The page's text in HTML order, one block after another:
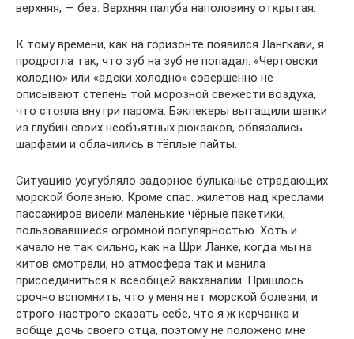
верхняя, — без. Верхняя палуба наполовину открытая.
К тому времени, как на горизонте появился Лангкави, я
продрогла так, что зуб на зуб не попадал. «Чертовски
холодно» или «адски холодно» совершенно не
описывают степень той морозной свежести воздуха,
что стояла внутри парома. Бэкпекеры вытащили шапки
из глубин своих необъятных рюкзаков, обвязались
шарфами и облачились в тёплые пайты.
Ситуацию усугубляло задорное бульканье страдающих
морской болезнью. Кроме спас. жилетов над креслами
пассажиров висели маленькие чёрные пакетики,
пользовавшиеся огромной популярностью. Хоть и
качало не так сильно, как на Шри Ланке, когда мы на
китов смотрели, но атмосфера так и манила
присоединиться к всеобщей вакханалии. Пришлось
срочно вспомнить, что у меня нет морской болезни, и
строго-настрого сказать себе, что я ж керчанка и
вобще дочь своего отца, поэтому не положено мне